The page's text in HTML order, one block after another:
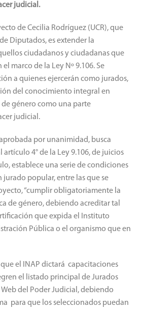
judicial.
de Cecilia Rodríguez (UCR), que
Diputados, es extender la
ciudadanos y ciudadanas que
marco de la Ley Nº 9.106. Se
a quienes ejercerán como jurados,
del conocimiento integral en
género como una parte
judicial.
por unanimidad, busca
4° de la Ley 9.106, de juicios
establece una serie de condiciones
jurado popular, entre las que se
“cumplir obligatoriamente la
de género, debiendo acreditar tal
que expida el Instituto
Pública o el organismo que en
el INAP dictará capacitaciones
el listado principal de Jurados
del Poder Judicial, debiendo
para que los seleccionados puedan